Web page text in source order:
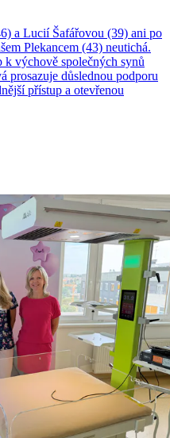
a Lucií Šafářovou (39) ani po
Plekancem (43) neutichá.
k výchově společných synů
prosazuje důslednou podporu
přístup a otevřenou